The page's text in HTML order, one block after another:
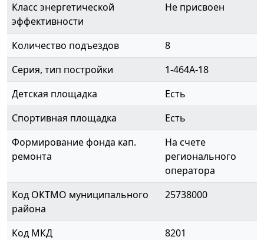
Класс энергетической
эффективности
Не присвоен
Количество подъездов
8
Серия, тип постройки
1-464А-18
Детская площадка
Есть
Спортивная площадка
Есть
Формирование фонда кап.
ремонта
На счете
регионального
оператора
Код ОКТМО муниципального
района
25738000
Код МКД
8201